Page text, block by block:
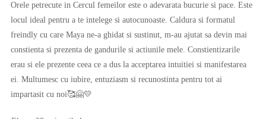
Orele petrecute in Cercul femeilor este o adevarata bucurie si pace. Este
locul ideal pentru a te intelege si autocunoaste. Caldura si formatul
freindly cu care Maya ne-a ghidat si sustinut, m-au ajutat sa devin mai
constienta si prezenta de gandurile si actiunile mele. Constientizarile
erau si ele prezente ceea ce a dus la acceptarea intuitiei si manifestarea
ei. Multumesc cu iubire, entuziasm si recunostinta pentru tot ai
impartasit cu noi🥰🤗💛